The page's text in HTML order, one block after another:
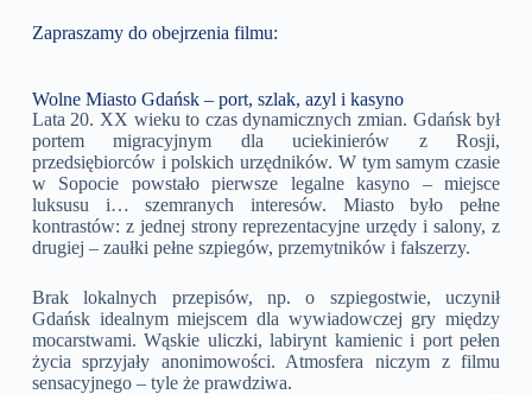
Zapraszamy do obejrzenia filmu:
Wolne Miasto Gdańsk – port, szlak, azyl i kasyno
Lata 20. XX wieku to czas dynamicznych zmian. Gdańsk był
portem migracyjnym dla uciekinierów z Rosji,
przedsiębiorców i polskich urzędników. W tym samym czasie
w Sopocie powstało pierwsze legalne kasyno – miejsce
luksusu i… szemranych interesów. Miasto było pełne
kontrastów: z jednej strony reprezentacyjne urzędy i salony, z
drugiej – zaułki pełne szpiegów, przemytników i fałszerzy.
Brak lokalnych przepisów, np. o szpiegostwie, uczynił
Gdańsk idealnym miejscem dla wywiadowczej gry między
mocarstwami. Wąskie uliczki, labirynt kamienic i port pełen
życia sprzyjały anonimowości. Atmosfera niczym z filmu
sensacyjnego – tyle że prawdziwa.